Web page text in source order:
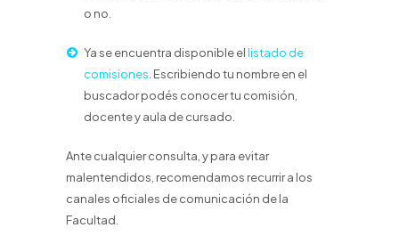
o no.
Ya se encuentra disponible ellistado de
comisiones . Escribiendo tu nombre en el
buscador podés conocer tu comisión,
docente y aula de cursado.
Ante cualquier consulta, y para evitar
malentendidos, recomendamos recurrir a los
canales oficiales de comunicación de la
Facultad.